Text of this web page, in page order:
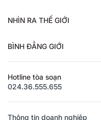
NHÌN RA THẾ GIỚI
BÌNH ĐẲNG GIỚI
Hotline tòa soạn
024.36.555.655
Thông tin doanh nghiệp